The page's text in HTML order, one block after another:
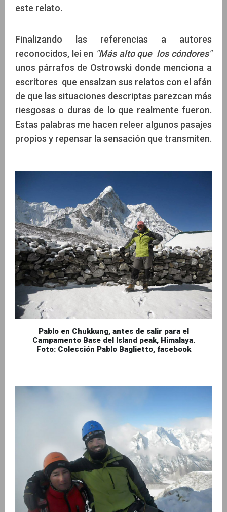
este relato.
Finalizando las referencias a autores
reconocidos, leí en "Más alto que los cóndores"
unos párrafos de Ostrowski donde menciona a
escritores que ensalzan sus relatos con el afán
de que las situaciones descriptas parezcan más
riesgosas o duras de lo que realmente fueron.
Estas palabras me hacen releer algunos pasajes
propios y repensar la sensación que transmiten.
Pablo en Chukkung, antes de salir para el
Campamento Base del Island peak, Himalaya.
Foto: Colección Pablo Baglietto, facebook